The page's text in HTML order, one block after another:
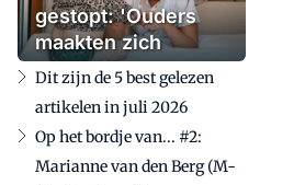
gestopt: 'Ouders
maakten zich
zorgen'
Dit zijn de 5 best gelezen
artikelen in juli 2026
Op het bordje van... #2:
Marianne van den Berg (M-